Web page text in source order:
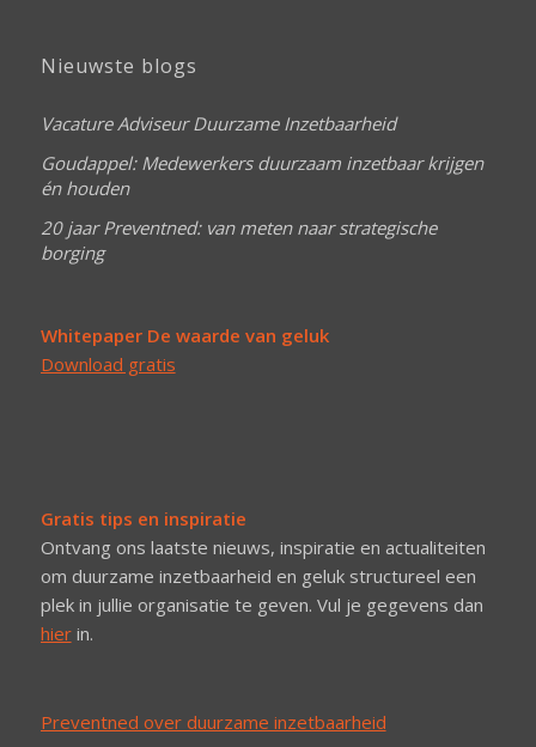
Nieuwste blogs
Vacature Adviseur Duurzame Inzetbaarheid
Goudappel: Medewerkers duurzaam inzetbaar krijgen
én houden
20 jaar Preventned: van meten naar strategische
borging
Whitepaper De waarde van geluk
Download gratis
Gratis tips en inspiratie
Ontvang ons laatste nieuws, inspiratie en actualiteiten
om duurzame inzetbaarheid en geluk structureel een
plek in jullie organisatie te geven. Vul je gegevens dan
hierin.
Preventned over duurzame inzetbaarheid